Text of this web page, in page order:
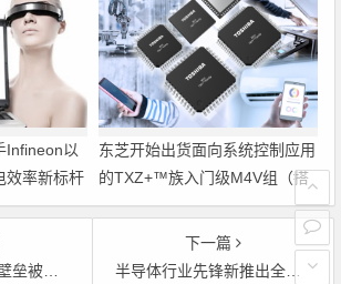
Infineon以
效率新标杆
东芝开始出货面向系统控制应用
的TXZ+™族入门级M4V组（搭
载Arm Cortex‑M4内核的标准微
控制器）工程样品
–电子
下一篇
半导体行业先锋新推出全球系列培训活动–电子元件 电源